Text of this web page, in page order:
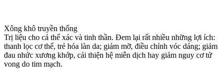
Xông khô truyền thống
Trị liệu cho cả thể xác và tinh thần. Đem lại rất nhiều những lợi ích:
thanh lọc cơ thể, trẻ hóa làn da; giảm mỡ, điều chỉnh vóc dáng; giảm
đau nhức xương khớp, cải thiện hệ miễn dịch hay giảm nguy cơ tử
vong do tim mạch.